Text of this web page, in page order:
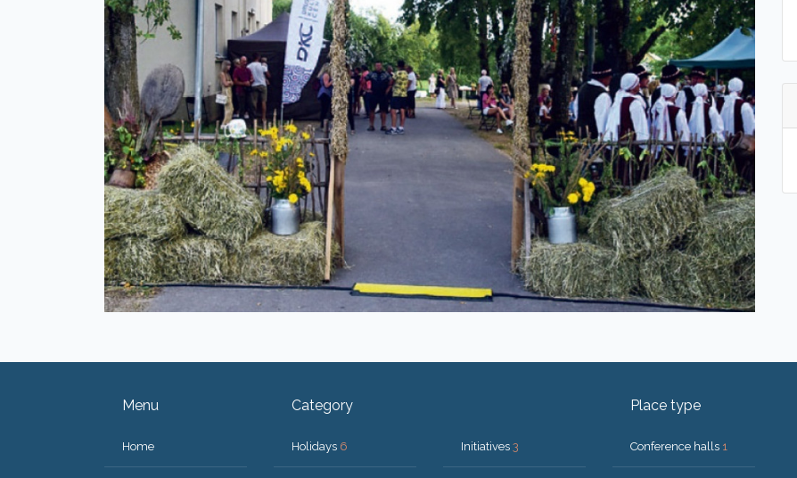
Menu
Home
Category
Holidays 6 Initiatives 3
Place type
Conference halls 1